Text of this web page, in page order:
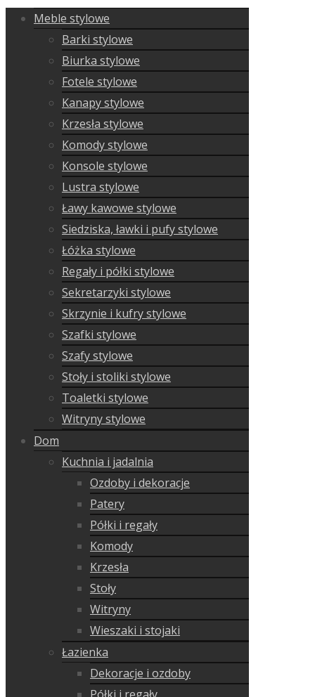
Meble stylowe
Barki stylowe
Biurka stylowe
Fotele stylowe
Kanapy stylowe
Krzesła stylowe
Komody stylowe
Konsole stylowe
Lustra stylowe
Ławy kawowe stylowe
Siedziska, ławki i pufy stylowe
Łóżka stylowe
Regały i półki stylowe
Sekretarzyki stylowe
Skrzynie i kufry stylowe
Szafki stylowe
Szafy stylowe
Stoły i stoliki stylowe
Toaletki stylowe
Witryny stylowe
Dom
Kuchnia i jadalnia
Ozdoby i dekoracje
Patery
Półki i regały
Komody
Krzesła
Stoły
Witryny
Wieszaki i stojaki
Łazienka
Dekoracje i ozdoby